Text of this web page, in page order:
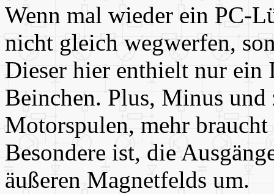
Wenn mal wieder ein PC-
nicht gleich wegwerfen,
Dieser hier enthielt nur
Beinchen. Plus, Minus
Motorspulen, mehr
Besondere ist, die
äußeren Magnetfelds um.